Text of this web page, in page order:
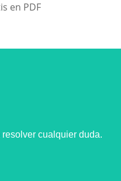
en PDF
cualquier duda.